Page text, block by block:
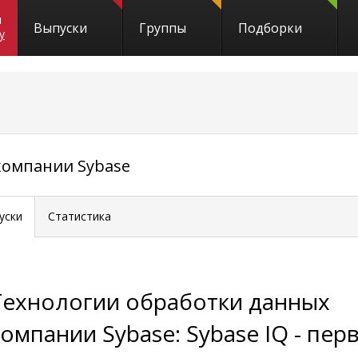
Выпуски Группы Подборки
Sybase
Статистика
обработки данных
Sybase: Sybase IQ -